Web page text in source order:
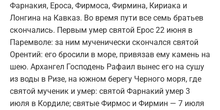
Фарнакия, Ероса, Фирмоса, Фирмина, Кириака и
Лонгина на Кавказ. Во время пути все семь братьев
скончались. Первым умер святой Ерос 22 июня в
Паремволе: за ним мученически скончался святой
Орентий: его бросили в море, привязав ему камень на
шею. Архангел Господень Рафаил вынес его на сушу
из воды в Ризе, на южном берегу Черного моря, где
святой мученик и умер: святой Фарнакий умер 3
июля в Кордиле; святые Фирмос и Фирмин — 7 июля